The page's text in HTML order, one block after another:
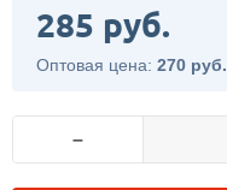
285 руб.
Оптовая цена: 270 руб.
–